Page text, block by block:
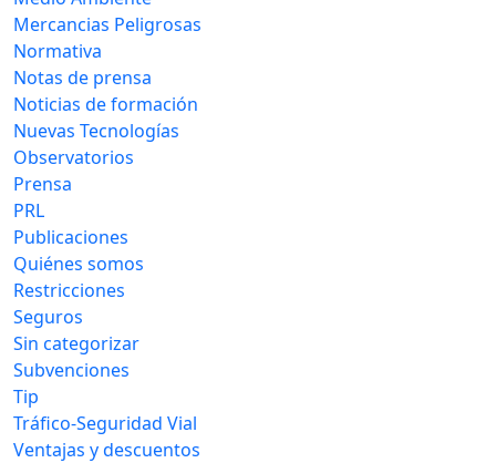
Mercancias Peligrosas
Normativa
Notas de prensa
Noticias de formación
Nuevas Tecnologías
Observatorios
Prensa
PRL
Publicaciones
Quiénes somos
Restricciones
Seguros
Sin categorizar
Subvenciones
Tip
Tráfico-Seguridad Vial
Ventajas y descuentos